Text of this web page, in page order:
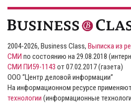
2004-2026, Business Class, Выписка из
СМИ по состоянию на 29.08.2018
СМИ ПИ59-1143 от 07.02.2017 (газета)
ООО “Центр деловой информации”
На информационном ресурсе
технологии (информационные